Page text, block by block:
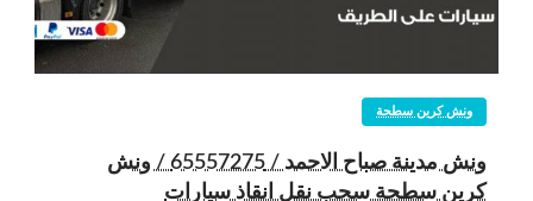
ونش كرين سطحة
ونش مدينة صباح الاحمد / 65557275 / ونش
كرين سطحة سحب نقل انقاذ سيارات